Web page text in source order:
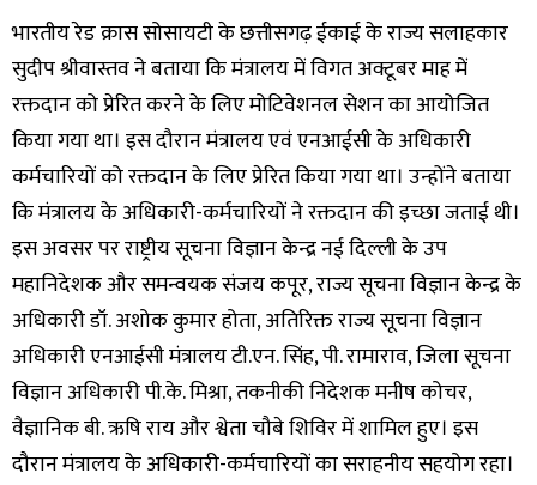
भारतीय रेड क्रास सोसायटी के छत्तीसगढ़ ईकाई के राज्य सलाहकार
सुदीप श्रीवास्तव ने बताया कि मंत्रालय में विगत अक्टूबर माह में
रक्तदान को प्रेरित करने के लिए मोटिवेशनल सेशन का आयोजित
किया गया था। इस दौरान मंत्रालय एवं एनआईसी के अधिकारी
कर्मचारियों को रक्तदान के लिए प्रेरित किया गया था। उन्होंने बताया
कि मंत्रालय के अधिकारी-कर्मचारियों ने रक्तदान की इच्छा जताई थी।
इस अवसर पर राष्ट्रीय सूचना विज्ञान केन्द्र नई दिल्ली के उप
महानिदेशक और समन्वयक संजय कपूर, राज्य सूचना विज्ञान केन्द्र के
अधिकारी डॉ. अशोक कुमार होता, अतिरिक्त राज्य सूचना विज्ञान
अधिकारी एनआईसी मंत्रालय टी.एन. सिंह, पी. रामाराव, जिला सूचना
विज्ञान अधिकारी पी.के. मिश्रा, तकनीकी निदेशक मनीष कोचर,
वैज्ञानिक बी. ऋषि राय और श्वेता चौबे शिविर में शामिल हुए। इस
दौरान मंत्रालय के अधिकारी-कर्मचारियों का सराहनीय सहयोग रहा।